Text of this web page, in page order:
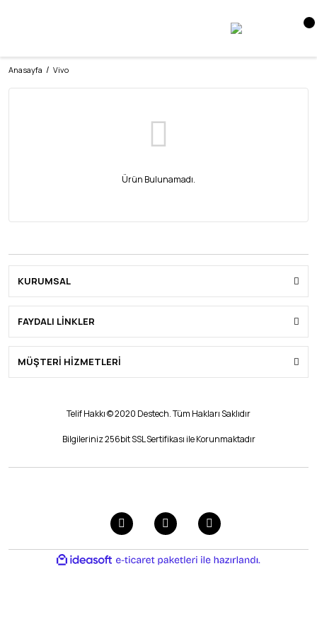
Anasayfa Vivo
Ürün Bulunamadı.
KURUMSAL
FAYDALI LİNKLER
MÜŞTERİ HİZMETLERİ
Telif Hakkı © 2020 Destech. Tüm Hakları Saklıdır
Bilgileriniz 256bit SSL Sertifikası ile Korunmaktadır
ideasoft
e-